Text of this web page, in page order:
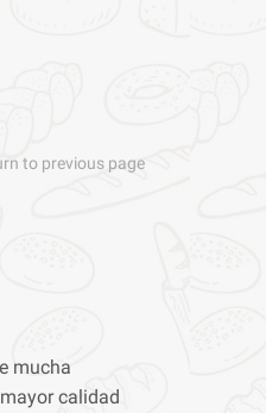
to previous page
mucha
calidad